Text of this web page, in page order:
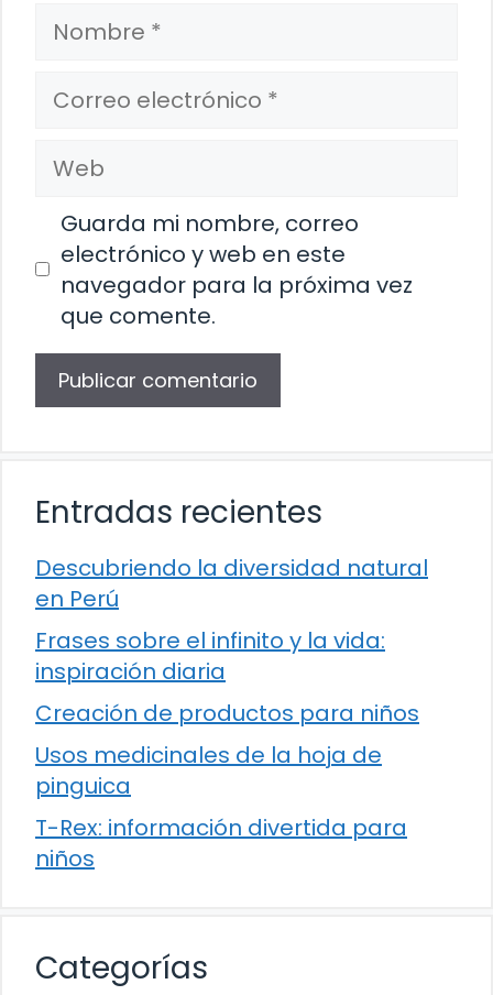
Nombre
Correo
electrónico
Web
Guarda mi nombre, correo
electrónico y web en este
navegador para la próxima vez
que comente.
Entradas recientes
Descubriendo la diversidad natural
en Perú
Frases sobre el infinito y la vida:
inspiración diaria
Creación de productos para niños
Usos medicinales de la hoja de
pinguica
T-Rex: información divertida para
niños
Categorías